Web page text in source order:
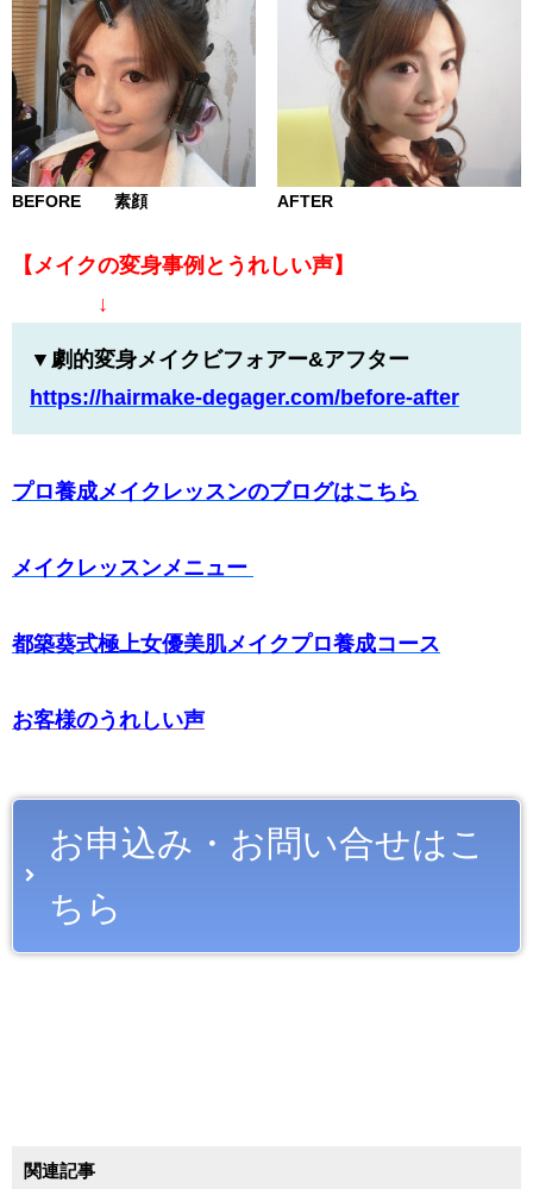
BEFORE 素顔 AFTER
【メイクの変身事例とうれしい声】
↓
▼劇的変身メイクビフォアー&アフター
https://hairmake-degager.com/before-after
プロ養成メイクレッスンのブログはこちら
メイクレッスンメニュー
都築葵式極上女優美肌メイクプロ養成コース
お客様のうれしい声
お申込み・お問い合せはこ
ちら
関連記事